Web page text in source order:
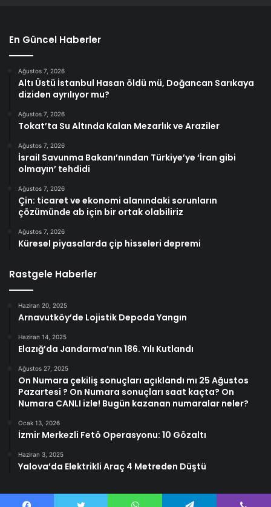
En Güncel Haberler
Ağustos 7, 2026
Altı Üstü İstanbul Hasan öldü mü, Doğancan Sarıkaya
diziden ayrılıyor mu?
Ağustos 7, 2026
Tokat’ta Su Altında Kalan Mezarlık ve Araziler
Ağustos 7, 2026
İsrail Savunma Bakanı’nından Türkiye’ye ‘İran gibi
olmayın’ tehdidi
Ağustos 7, 2026
Çin: ticaret ve ekonomi alanındaki sorunların
çözümünde ab için bir ortak olabiliriz
Ağustos 7, 2026
Küresel piyasalarda çip hisseleri depremi
Rastgele Haberler
Haziran 20, 2025
Arnavutköy’de Lojistik Depoda Yangın
Haziran 14, 2025
Elazığ’da Jandarma’nın 186. Yılı Kutlandı
Ağustos 27, 2025
On Numara çekiliş sonuçları açıklandı mı 25 Ağustos
Pazartesi ? On Numara sonuçları saat kaçta? On
Numara CANLI izle! Bugün kazanan numaralar neler?
Ocak 13, 2026
İzmir Merkezli Fetö Operasyonu: 10 Gözaltı
Haziran 3, 2025
Yalova’da Elektrikli Araç 4 Metreden Düştü